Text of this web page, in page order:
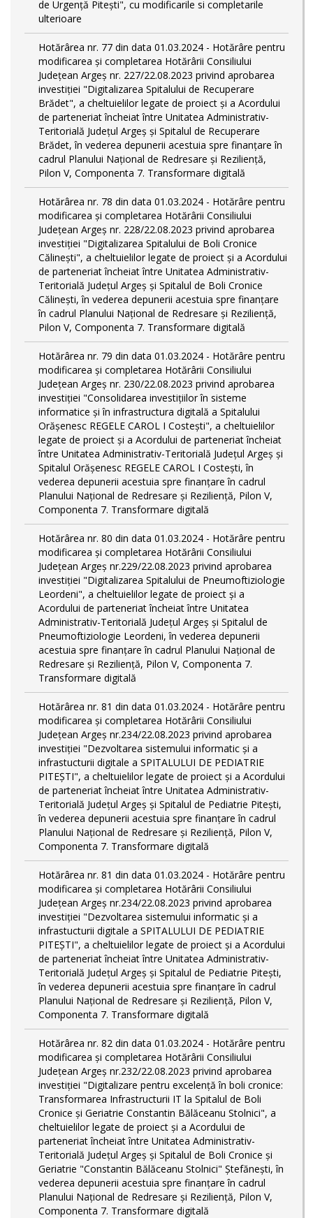
de Urgență Pitești", cu modificarile si completarile
ulterioare
Hotărârea nr. 77 din data 01.03.2024 - Hotărâre pentru
modificarea și completarea Hotărârii Consiliului
Județean Argeș nr. 227/22.08.2023 privind aprobarea
investiției "Digitalizarea Spitalului de Recuperare
Brădet", a cheltuielilor legate de proiect și a Acordului
de parteneriat încheiat între Unitatea Administrativ-
Teritorială Județul Argeș și Spitalul de Recuperare
Brădet, în vederea depunerii acestuia spre finanțare în
cadrul Planului Național de Redresare și Reziliență,
Pilon V, Componenta 7. Transformare digitală
Hotărârea nr. 78 din data 01.03.2024 - Hotărâre pentru
modificarea și completarea Hotărârii Consiliului
Județean Argeș nr. 228/22.08.2023 privind aprobarea
investiției "Digitalizarea Spitalului de Boli Cronice
Călinești", a cheltuielilor legate de proiect și a Acordului
de parteneriat încheiat între Unitatea Administrativ-
Teritorială Județul Argeș și Spitalul de Boli Cronice
Călinești, în vederea depunerii acestuia spre finanțare
în cadrul Planului Național de Redresare și Reziliență,
Pilon V, Componenta 7. Transformare digitală
Hotărârea nr. 79 din data 01.03.2024 - Hotărâre pentru
modificarea și completarea Hotărârii Consiliului
Județean Argeș nr. 230/22.08.2023 privind aprobarea
investiției "Consolidarea investițiilor în sisteme
informatice și în infrastructura digitală a Spitalului
Orășenesc REGELE CAROL I Costești", a cheltuielilor
legate de proiect și a Acordului de parteneriat încheiat
între Unitatea Administrativ-Teritorială Județul Argeș și
Spitalul Orășenesc REGELE CAROL I Costești, în
vederea depunerii acestuia spre finanțare în cadrul
Planului Național de Redresare și Reziliență, Pilon V,
Componenta 7. Transformare digitală
Hotărârea nr. 80 din data 01.03.2024 - Hotărâre pentru
modificarea și completarea Hotărârii Consiliului
Județean Argeș nr.229/22.08.2023 privind aprobarea
investiției "Digitalizarea Spitalului de Pneumoftiziologie
Leordeni", a cheltuielilor legate de proiect și a
Acordului de parteneriat încheiat între Unitatea
Administrativ-Teritorială Județul Argeș și Spitalul de
Pneumoftiziologie Leordeni, în vederea depunerii
acestuia spre finanțare în cadrul Planului Național de
Redresare și Reziliență, Pilon V, Componenta 7.
Transformare digitală
Hotărârea nr. 81 din data 01.03.2024 - Hotărâre pentru
modificarea și completarea Hotărârii Consiliului
Județean Argeș nr.234/22.08.2023 privind aprobarea
investiției "Dezvoltarea sistemului informatic și a
infrastucturii digitale a SPITALULUI DE PEDIATRIE
PITEŞTI", a cheltuielilor legate de proiect și a Acordului
de parteneriat încheiat între Unitatea Administrativ-
Teritorială Județul Argeș și Spitalul de Pediatrie Pitești,
în vederea depunerii acestuia spre finanțare în cadrul
Planului Național de Redresare și Reziliență, Pilon V,
Componenta 7. Transformare digitală
Hotărârea nr. 81 din data 01.03.2024 - Hotărâre pentru
modificarea și completarea Hotărârii Consiliului
Județean Argeș nr.234/22.08.2023 privind aprobarea
investiției "Dezvoltarea sistemului informatic și a
infrastucturii digitale a SPITALULUI DE PEDIATRIE
PITEŞTI", a cheltuielilor legate de proiect și a Acordului
de parteneriat încheiat între Unitatea Administrativ-
Teritorială Județul Argeș și Spitalul de Pediatrie Pitești,
în vederea depunerii acestuia spre finanțare în cadrul
Planului Național de Redresare și Reziliență, Pilon V,
Componenta 7. Transformare digitală
Hotărârea nr. 82 din data 01.03.2024 - Hotărâre pentru
modificarea și completarea Hotărârii Consiliului
Județean Argeș nr.232/22.08.2023 privind aprobarea
investiției "Digitalizare pentru excelență în boli cronice:
Transformarea Infrastructurii IT la Spitalul de Boli
Cronice și Geriatrie Constantin Bălăceanu Stolnici", a
cheltuielilor legate de proiect și a Acordului de
parteneriat încheiat între Unitatea Administrativ-
Teritorială Județul Argeș și Spitalul de Boli Cronice și
Geriatrie "Constantin Bălăceanu Stolnici" Ștefănești, în
vederea depunerii acestuia spre finanțare în cadrul
Planului Național de Redresare și Reziliență, Pilon V,
Componenta 7. Transformare digitală